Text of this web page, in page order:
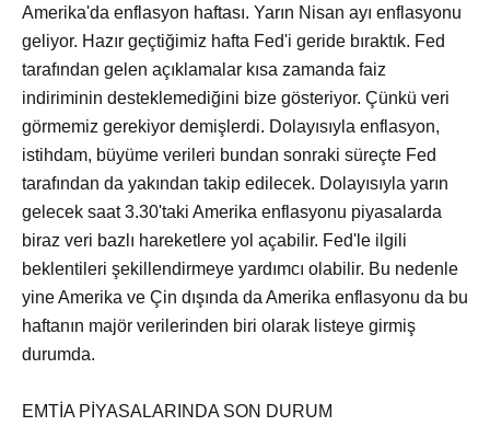
Amerika'da enflasyon haftası. Yarın Nisan ayı enflasyonu
geliyor. Hazır geçtiğimiz hafta Fed'i geride bıraktık. Fed
tarafından gelen açıklamalar kısa zamanda faiz
indiriminin desteklemediğini bize gösteriyor. Çünkü veri
görmemiz gerekiyor demişlerdi. Dolayısıyla enflasyon,
istihdam, büyüme verileri bundan sonraki süreçte Fed
tarafından da yakından takip edilecek. Dolayısıyla yarın
gelecek saat 3.30'taki Amerika enflasyonu piyasalarda
biraz veri bazlı hareketlere yol açabilir. Fed'le ilgili
beklentileri şekillendirmeye yardımcı olabilir. Bu nedenle
yine Amerika ve Çin dışında da Amerika enflasyonu da bu
haftanın majör verilerinden biri olarak listeye girmiş
durumda.
EMTİA PİYASALARINDA SON DURUM